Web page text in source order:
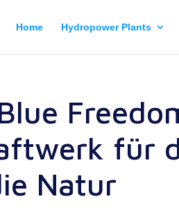
Home Hydropower Plants
für
Natur